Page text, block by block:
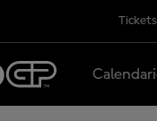
Tickets